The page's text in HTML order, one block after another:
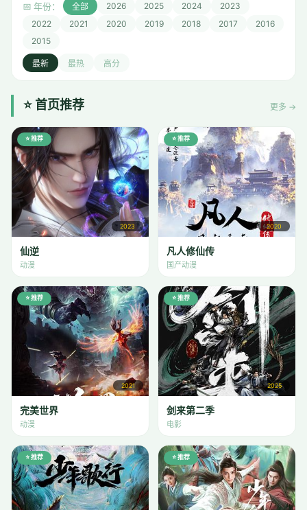
📅 年份： 全部 2026 2025 2024
2023
2022
2021 2020 2019 2018 2017
2016
2015
最新 最热 高分
⭐ 首页推荐 更多 →
⭐ 推荐
2023
仙逆
动漫
⭐ 推荐
2020
凡人修仙传
国产动漫
⭐ 推荐
2021
完美世界
动漫
⭐ 推荐
2025
剑来第二季
电影
⭐ 推荐 ⭐ 推荐